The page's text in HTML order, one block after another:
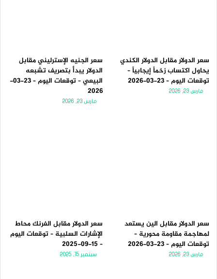
سعر الدولار مقابل الدولار الكندي
يحاول اكتساب زخماً إيجابياً –
توقعات اليوم – 23-03-2026
مارس 23, 2026
سعر الجنيه الإسترليني مقابل
الدولار يبدأ بتصريف تشبعه
البيعي – توقعات اليوم – 23-03-
2026
مارس 23, 2026
سعر الدولار مقابل الين يستعد
لمهاجمة مقاومة محورية –
توقعات اليوم – 23-03-2026
مارس 23, 2026
سعر الدولار مقابل الفرنك محاط
الإشارات السلبية – توقعات اليوم
– 15-09-2025
سبتمبر 15, 2025